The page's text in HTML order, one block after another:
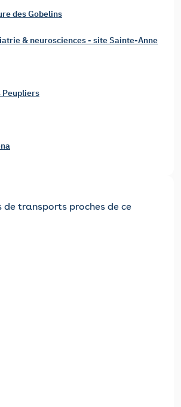
des Gobelins
& neurosciences - site Sainte-Anne
Peupliers
de transports proches de ce